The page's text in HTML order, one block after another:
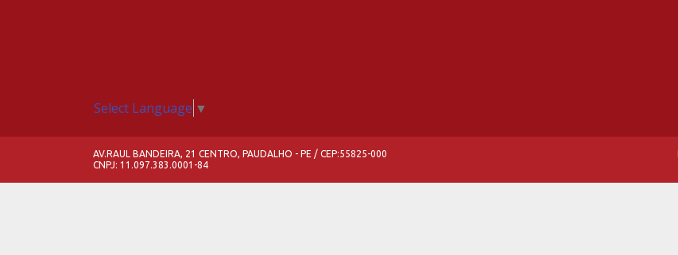
Select Language ▼
AV.RAUL BANDEIRA, 21 CENTRO, PAUDALHO - PE / CEP:55825-000
CNPJ: 11.097.383.0001-84